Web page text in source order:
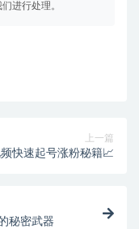
进行处理。
上一篇
快速起号涨粉秘籍📈
秘密武器